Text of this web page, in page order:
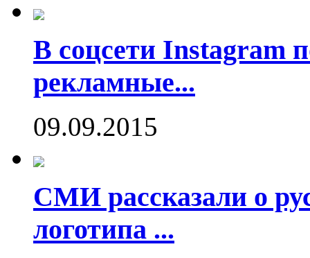
В соцсети Instagram
рекламные...
09.09.2015
СМИ рассказали о
логотипа ...